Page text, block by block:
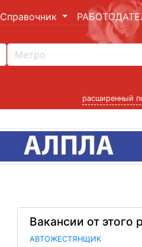
Справочник
расширенный
Вакансии от этого
АВТОЖЕСТЯНЩИК